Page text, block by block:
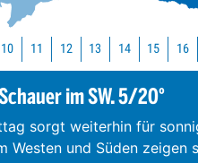
10 11 12 13 14 15 16
im SW. 5/20°
sorgt weiterhin für
Westen und Süden zeigen